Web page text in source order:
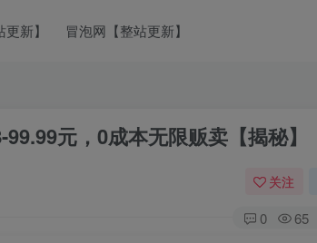
新】 冒泡网【整站更新】
元，0成本无限贩卖【揭秘】
关注
0 65